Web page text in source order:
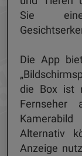
Sie
Die App
die Box ist
Fernseher
Alternativ
Anzeige